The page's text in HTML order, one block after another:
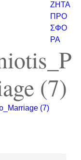
ΖΗΤΑ
ΠΡΟ
ΣΦΟ
ΡΑ
(7)